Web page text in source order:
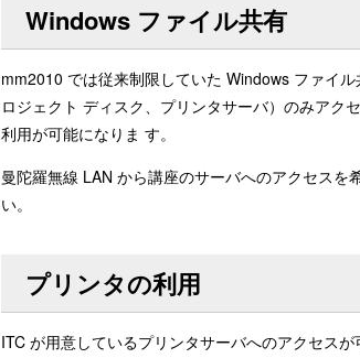
Windows ファイル共有
mm2010 では従来制限していた Windows ファイ
ロジェクト ディスク、プリンタサーバ）のみアク
利用が可能になりま す。
曼陀羅無線 LAN から講座のサーバへのアクセスを
い。
プリンタの利用
ITC が用意しているプリンタサーバへのアクセス